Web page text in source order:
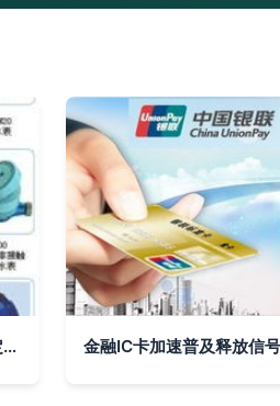
北京慧怡IC卡水表 黄山小区物业管理首选，稳定性能守护用水安全